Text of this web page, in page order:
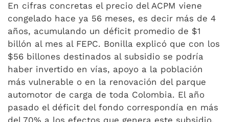
En cifras concretas el precio del ACPM viene
congelado hace ya 56 meses, es decir más de 4
años, acumulando un déficit promedio de $1
billón al mes al FEPC. Bonilla explicó que con los
$56 billones destinados al subsidio se podría
haber invertido en vías, apoyo a la población
más vulnerable o en la renovación del parque
automotor de carga de toda Colombia. El año
pasado el déficit del fondo correspondía en más
del 70% a los efectos que genera este subsidio.